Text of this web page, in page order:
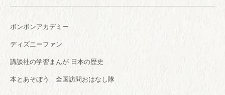
ボンボンアカデミー
ディズニーファン
講談社の学習まんが 日本の歴史
本とあそぼう 全国訪問おはなし隊